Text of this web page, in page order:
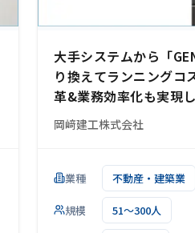
大手システムから「
り換えてランニングコ
革&業務効率化も実現
岡﨑建工株式会社
業種 不動産・建築業
規模 51～300人